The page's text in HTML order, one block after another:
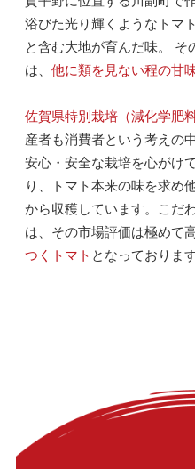
浴びた光り輝くようなトマ
と含む大地が育んだ味。 そ
は、 他に類を見ない程の甘
佐賀県特別栽培（減化学肥
産者も消費者という考えの
安心・安全な栽培を心がけ
り、トマト本来の味を求め
から収穫しています。こだ
は、その市場評価は極めて高
つくトマト となっております